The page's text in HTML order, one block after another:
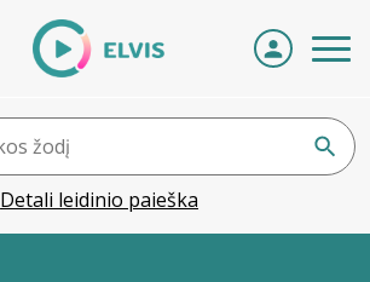
Detali leidinio paieška